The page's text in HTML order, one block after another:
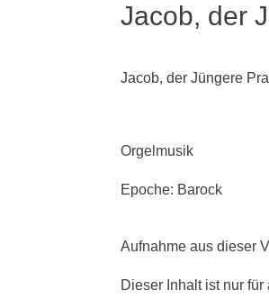
Jacob, der
Jacob, der Jüngere
Orgelmusik
Epoche: Barock
Aufnahme aus dieser
Dieser Inhalt ist nur